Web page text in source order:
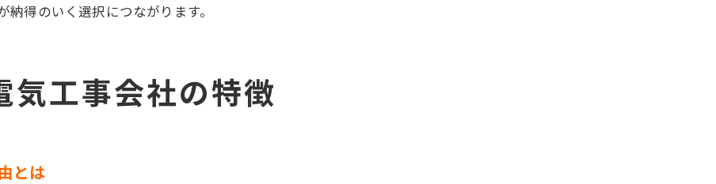
得のいく選択につながります。
気工事会社の特徴
とは